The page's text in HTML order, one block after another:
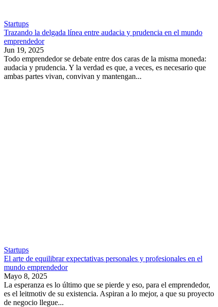
Startups
Trazando la delgada línea entre audacia y prudencia en el mundo
emprendedor
Jun 19, 2025
Todo emprendedor se debate entre dos caras de la misma moneda:
audacia y prudencia. Y la verdad es que, a veces, es necesario que
ambas partes vivan, convivan y mantengan...
Startups
El arte de equilibrar expectativas personales y profesionales en el
mundo emprendedor
Mayo 8, 2025
La esperanza es lo último que se pierde y eso, para el emprendedor,
es el leitmotiv de su existencia. Aspiran a lo mejor, a que su proyecto
de negocio llegue...